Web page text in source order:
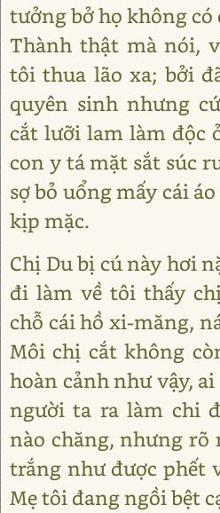
tưởng bở họ không có
Thành thật mà nói,
tôi thua lão xa; bởi
quyên sinh nhưng
cắt lưỡi lam làm độc
con y tá mặt sắt súc
sợ bỏ uổng mấy cái
kịp mặc.
Chị Du bị cú này hơi
đi làm về tôi thấy
chỗ cái hồ xi-măng,
Môi chị cắt không
hoàn cảnh như vậy,
người ta ra làm chi
nào chăng, nhưng rõ
trắng như được phết
Mẹ tôi đang ngồi bệt